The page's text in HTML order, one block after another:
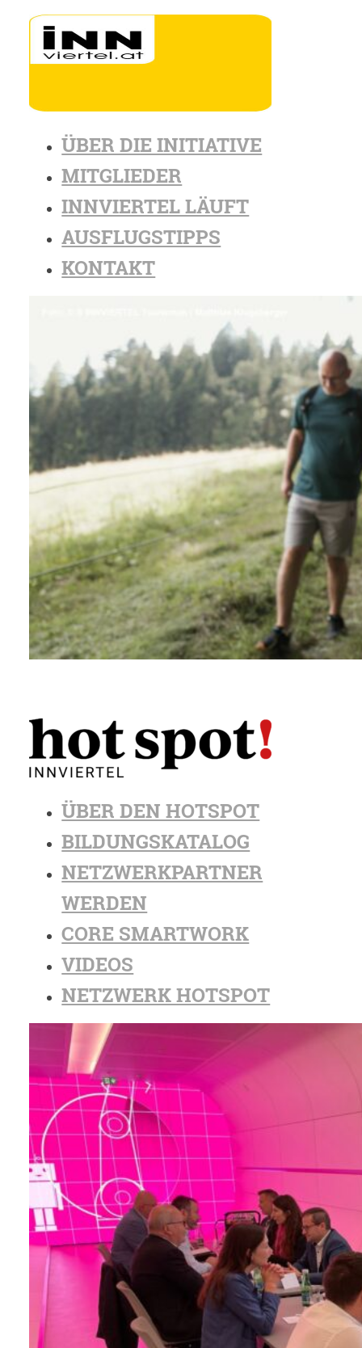
ÜBER DIE INITIATIVE
MITGLIEDER
INNVIERTEL LÄUFT
AUSFLUGSTIPPS
KONTAKT
ÜBER DEN HOTSPOT
BILDUNGSKATALOG
NETZWERKPARTNER
WERDEN
CORE SMARTWORK
VIDEOS
NETZWERK HOTSPOT